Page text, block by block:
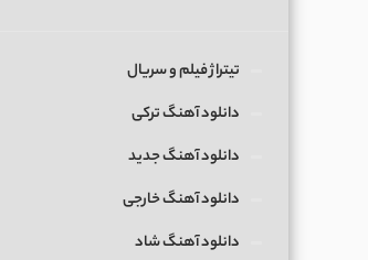
تیتراژ فیلم و سریال
دانلود آهنگ ترکی
دانلود آهنگ جدید
دانلود آهنگ خارجی
دانلود آهنگ شاد